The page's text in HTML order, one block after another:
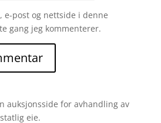
e-post og nettside i denne
gang jeg kommenterer.
auksjonsside for avhandling av
eie.